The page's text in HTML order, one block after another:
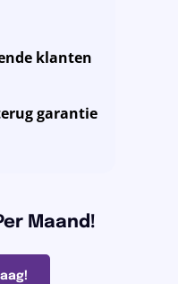
klanten
garantie
Maand!